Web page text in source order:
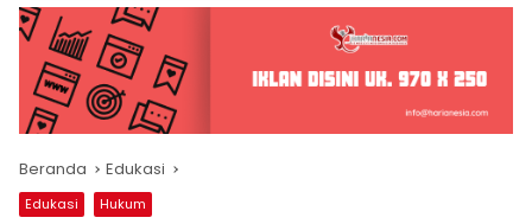
Beranda Edukasi
Edukasi Hukum